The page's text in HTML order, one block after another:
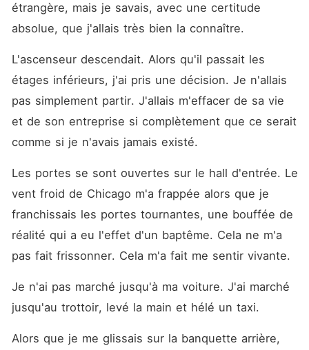
étrangère, mais je savais, avec une certitude
absolue, que j'allais très bien la connaître.
L'ascenseur descendait. Alors qu'il passait les
étages inférieurs, j'ai pris une décision. Je n'allais
pas simplement partir. J'allais m'effacer de sa vie
et de son entreprise si complètement que ce serait
comme si je n'avais jamais existé.
Les portes se sont ouvertes sur le hall d'entrée. Le
vent froid de Chicago m'a frappée alors que je
franchissais les portes tournantes, une bouffée de
réalité qui a eu l'effet d'un baptême. Cela ne m'a
pas fait frissonner. Cela m'a fait me sentir vivante.
Je n'ai pas marché jusqu'à ma voiture. J'ai marché
jusqu'au trottoir, levé la main et hélé un taxi.
Alors que je me glissais sur la banquette arrière,